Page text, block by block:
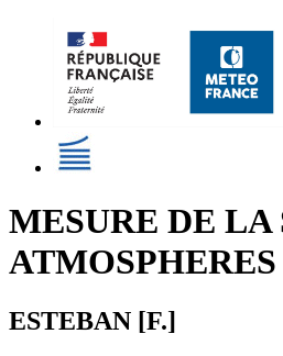
MESURE DE LA
ESTEBAN [F.]